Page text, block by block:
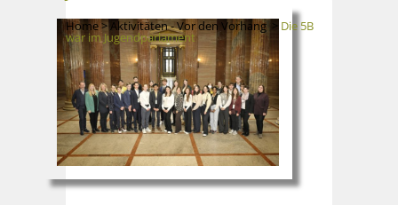
Home>Aktivitäten - Vor den Vorhang > Die 5B
war im Jugendparlament